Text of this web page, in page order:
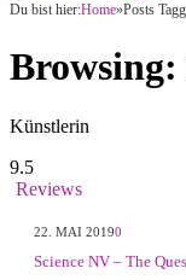
Du bist hier:Home»Posts
Browsing:
Künstlerin
9.5
Reviews
22. MAI 20190
Science NV – The